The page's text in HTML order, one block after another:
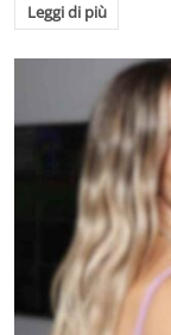
Leggi di più